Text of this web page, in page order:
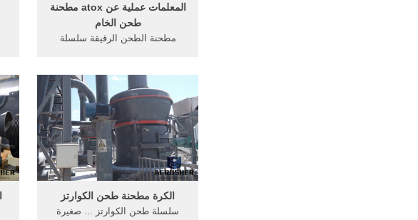
المعلمات عملية عن atox مطحنة
طحن الخام
مطحنة الطحن الرقيقة سلسلة
الكرة مطحنة طحن الكوارتز
سلسلة طحن الكوارتز ... صغيرة